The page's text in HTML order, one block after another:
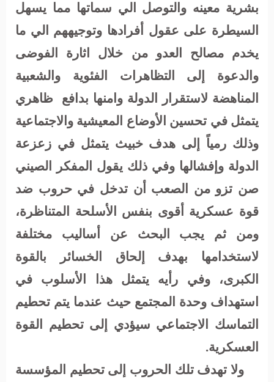
بشرية معينه والتوصل الي سماتها مما يسهل
السيطرة على عقول أفرادها وتوجيههم الي ما
يخدم مصالح العدو من خلال اثارة الفوضى
والدعوة إلى التظاهرات الفئوية والشعبية
المناهضة لاستقرار الدولة وامنها بدافع
ظاهري
يتمثل في تحسين الأوضاع المعيشية والاجتماعية
وذلك رمياً إلى هدف خبيث يتمثل في زعزعة
الدولة وإفشالها وفي ذلك يقول المفكر
الصيني
صن تزو من الصعب أن تدخل في حروب ضد
قوة عسكرية أقوى بنفس الأسلحة المتناظرة،
ومن ثم يجب البحث عن أساليب مختلفة
لاستخدامها بهدف إلحاق الخسائر بالقوة
الكبرى، وفي رأيه يتمثل هذا الأسلوب في
استهداف وحدة المجتمع حيث عندما يتم تحطيم
التماسك الاجتماعي سيؤدي إلى تحطيم القوة
العسكرية.
ولا تهدف تلك الحروب إلى تحطيم المؤسسة